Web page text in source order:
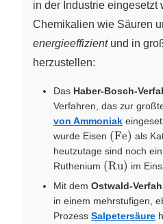
in der Industrie eingesetzt
Chemikalien wie Säuren
energieeffizientund in
herzustellen:
Das Haber-Bosch-
Verfahren, das zur
von Ammoniak
wurde Eisen \left(
\ce{Fe}
\right)
(Fe) als
heutzutage sind noch
Ruthenium \left(
\right)
(Ru) im
Mit dem Ostwald-
in einem mehrstufigen,
Prozess Salpetersäure